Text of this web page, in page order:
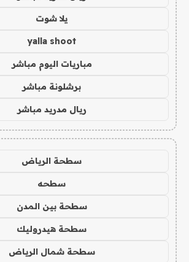
يلا شوت
yalla shoot
مباريات اليوم مباشر
برشلونة مباشر
ريال مدريد مباشر
سطحة الرياض
سطحه
سطحة بين المدن
سطحة هيدروليك
سطحة شمال الرياض